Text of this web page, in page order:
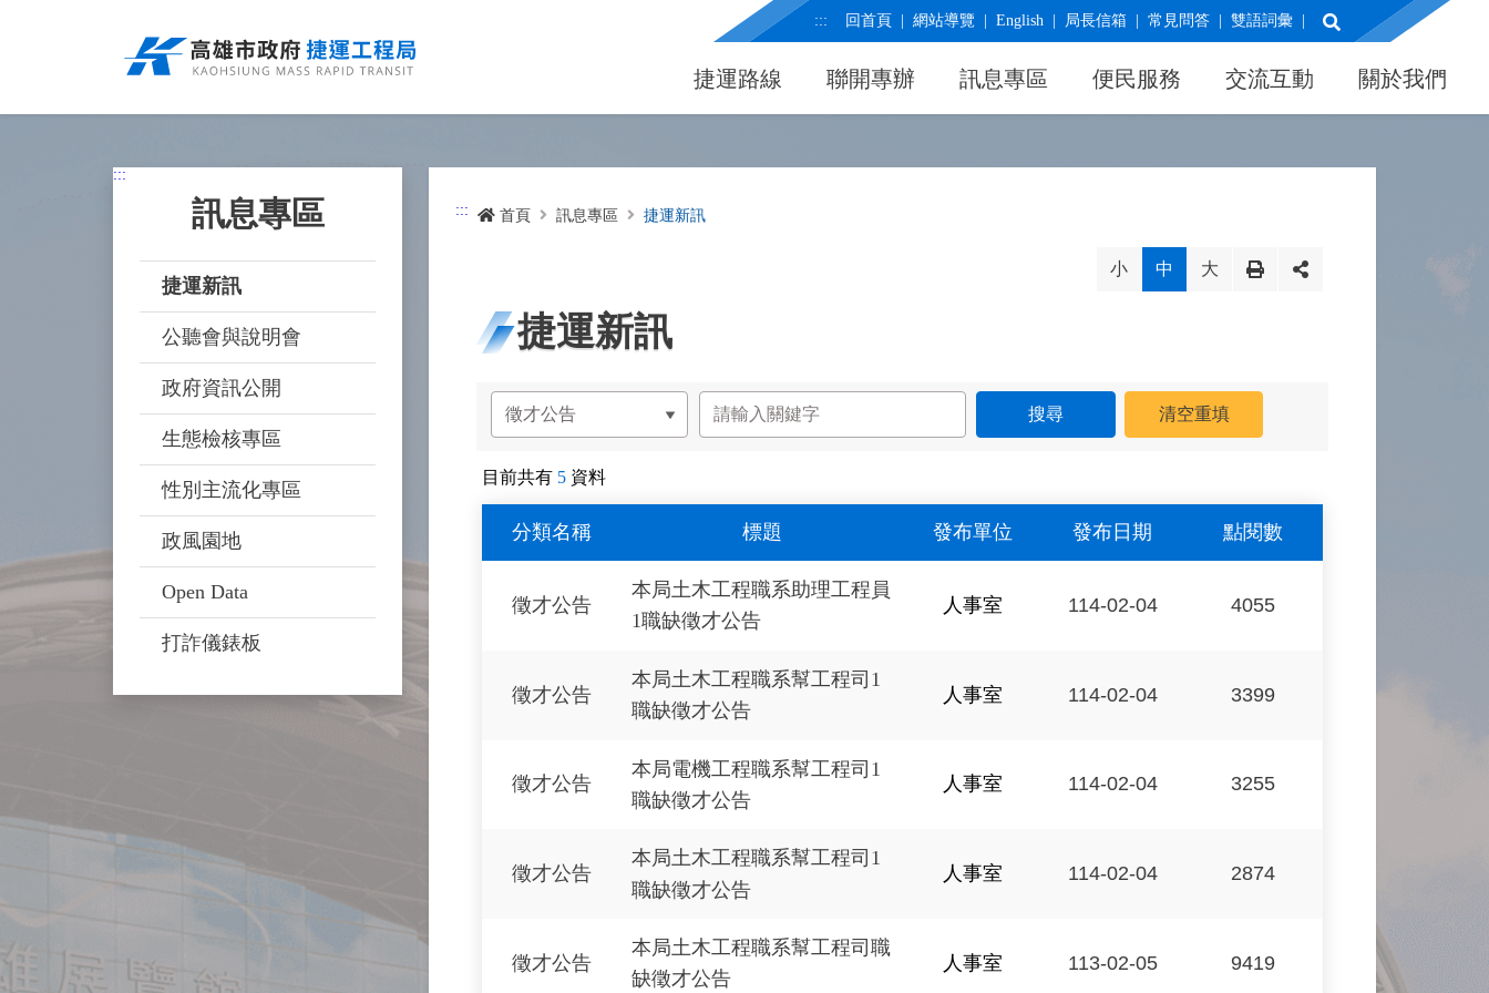
::: 回首頁 網站導覽 English 局長信箱 常見問答 雙語詞彙 展開搜尋
捷運路線 聯開專辦 訊息專區 便民服務 交流互動 關於我們
:::
訊息專區
捷運新訊
公聽會與說明會
政府資訊公開
生態檢核專區
性別主流化專區
政風園地
Open Data
打詐儀錶板
::: 首頁 訊息專區 捷運新訊
小 中 大
捷運新訊
目前共有 5 資料
分類名稱 標題 發布單位 發布日期 點閱數
徵才公告
本局土木工程職系助理工程員
1職缺徵才公告
人事室 114-02-04 4055
徵才公告
本局土木工程職系幫工程司1
職缺徵才公告
人事室 114-02-04 3399
徵才公告
本局電機工程職系幫工程司1
職缺徵才公告
人事室 114-02-04 3255
徵才公告
本局土木工程職系幫工程司1
職缺徵才公告
人事室 114-02-04 2874
徵才公告
本局土木工程職系幫工程司職
缺徵才公告
人事室 113-02-05 9419